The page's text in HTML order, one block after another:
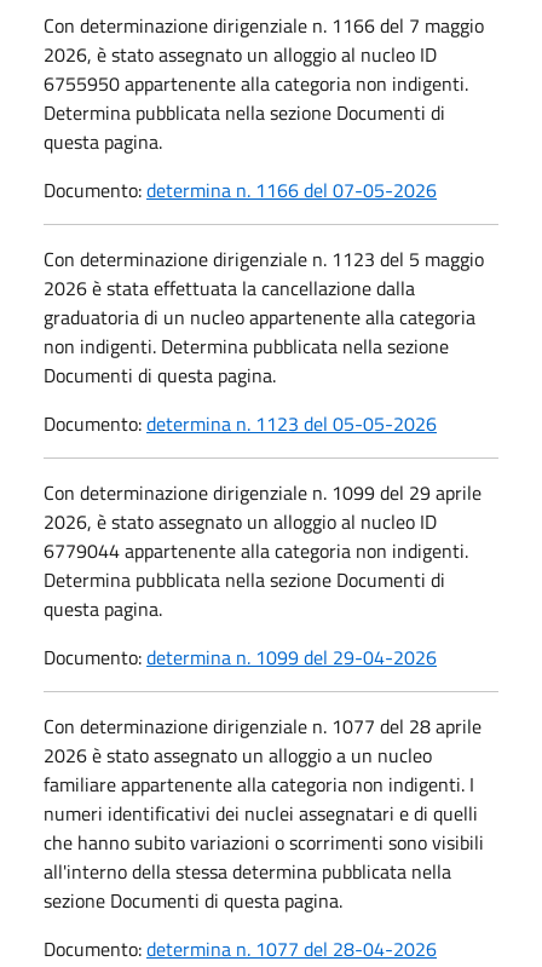
Con determinazione dirigenziale n. 1166 del 7 maggio
2026, è stato assegnato un alloggio al nucleo ID
6755950 appartenente alla categoria non indigenti.
Determina pubblicata nella sezione Documenti di
questa pagina.
Documento:determina n. 1166 del 07-05-2026
Con determinazione dirigenziale n. 1123 del 5 maggio
2026 è stata effettuata la cancellazione dalla
graduatoria di un nucleo appartenente alla categoria
non indigenti. Determina pubblicata nella sezione
Documenti di questa pagina.
Documento:determina n. 1123 del 05-05-2026
Con determinazione dirigenziale n. 1099 del 29 aprile
2026, è stato assegnato un alloggio al nucleo ID
6779044 appartenente alla categoria non indigenti.
Determina pubblicata nella sezione Documenti di
questa pagina.
Documento:determina n. 1099 del 29-04-2026
Con determinazione dirigenziale n. 1077 del 28 aprile
2026 è stato assegnato un alloggio a un nucleo
familiare appartenente alla categoria non indigenti. I
numeri identificativi dei nuclei assegnatari e di quelli
che hanno subito variazioni o scorrimenti sono visibili
all'interno della stessa determina pubblicata nella
sezione Documenti di questa pagina.
Documento:determina n. 1077 del 28-04-2026